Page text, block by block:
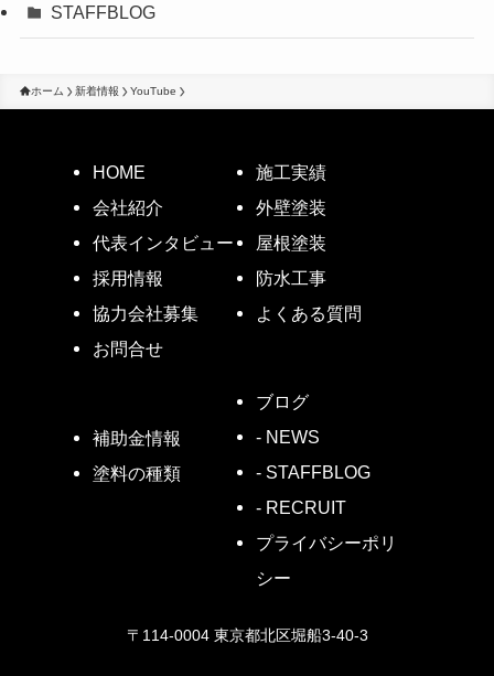
STAFFBLOG
ホーム 新着情報 YouTube
HOME
会社紹介
代表インタビュー
採用情報
協力会社募集
お問合せ
施工実績
外壁塗装
屋根塗装
防水工事
よくある質問
補助金情報
塗料の種類
ブログ
- NEWS
- STAFFBLOG
- RECRUIT
プライバシーポリ
シー
〒114-0004 東京都北区堀船3-40-3